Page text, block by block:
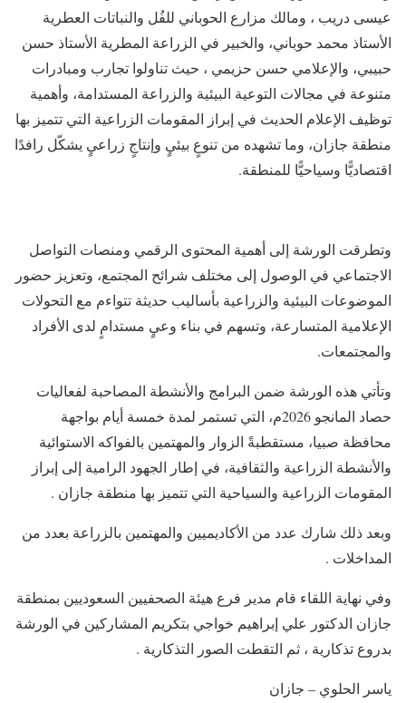
عيسى دريب ، ومالك مزارع الحوباني للفُل والنباتات العطرية
الأستاذ محمد حوباني، والخبير في الزراعة المطرية الأستاذ حسن
حبيبي، والإعلامي حسن حزيمي ، حيث تناولوا تجارب ومبادرات
متنوعة في مجالات التوعية البيئية والزراعة المستدامة، وأهمية
توظيف الإعلام الحديث في إبراز المقومات الزراعية التي تتميز بها
منطقة جازان، وما تشهده من تنوعٍ بيئيٍ وإنتاجٍ زراعيٍ يشكّل رافدًا
اقتصاديًّا وسياحيًّا للمنطقة.
وتطرقت الورشة إلى أهمية المحتوى الرقمي ومنصات التواصل
الاجتماعي في الوصول إلى مختلف شرائح المجتمع، وتعزيز حضور
الموضوعات البيئية والزراعية بأساليب حديثة تتواءم مع التحولات
الإعلامية المتسارعة، وتسهم في بناء وعيٍ مستدامٍ لدى الأفراد
والمجتمعات.
وتأتي هذه الورشة ضمن البرامج والأنشطة المصاحبة لفعاليات
حصاد المانجو 2026م، التي تستمر لمدة خمسة أيام بواجهة
محافظة صبيا، مستقطبةً الزوار والمهتمين بالفواكه الاستوائية
والأنشطة الزراعية والثقافية، في إطار الجهود الرامية إلى إبراز
المقومات الزراعية والسياحية التي تتميز بها منطقة جازان .
وبعد ذلك شارك عدد من الأكاديميين والمهتمين بالزراعة بعدد من
المداخلات .
وفي نهاية اللقاء قام مدير فرع هيئة الصحفيين السعوديين بمنطقة
جازان الدكتور علي إبراهيم خواجي بتكريم المشاركين في الورشة
بدروع تذكارية ، ثم التقطت الصور التذكارية .
ياسر الحلوي – جازان